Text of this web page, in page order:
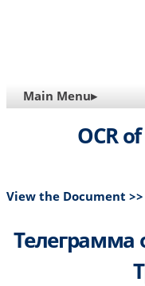
MAIN
NAVIGATION
Main Menu▸
OCR
View the Document >>
Телеграмма